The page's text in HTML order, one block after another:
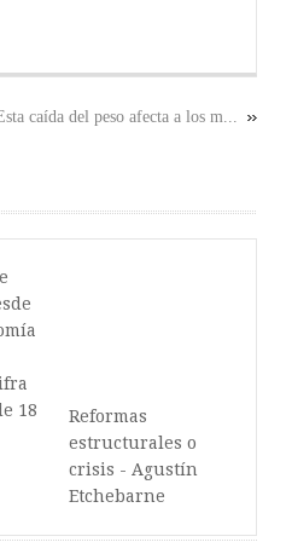
caída del peso afecta a los m...
18
Reformas
estructurales o
crisis - Agustín
Etchebarne